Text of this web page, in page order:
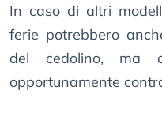
In caso di altri
ferie potrebbero
del cedolino, ma
opportunamente